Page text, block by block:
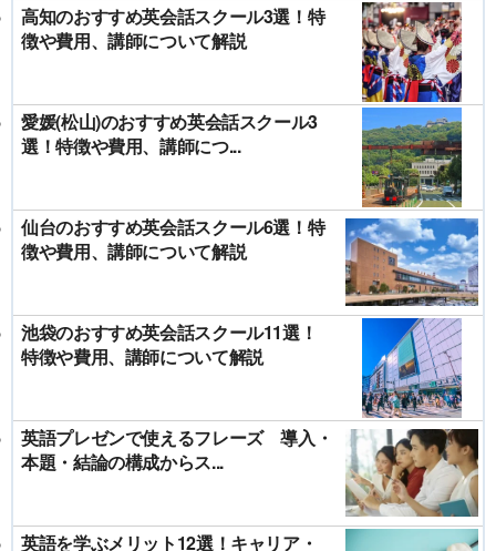
高知のおすすめ英会話スクール3選！特
徴や費用、講師について解説
愛媛(松山)のおすすめ英会話スクール3
選！特徴や費用、講師につ...
仙台のおすすめ英会話スクール6選！特
徴や費用、講師について解説
池袋のおすすめ英会話スクール11選！
特徴や費用、講師について解説
英語プレゼンで使えるフレーズ 導入・
本題・結論の構成からス...
英語を学ぶメリット12選！キャリア・